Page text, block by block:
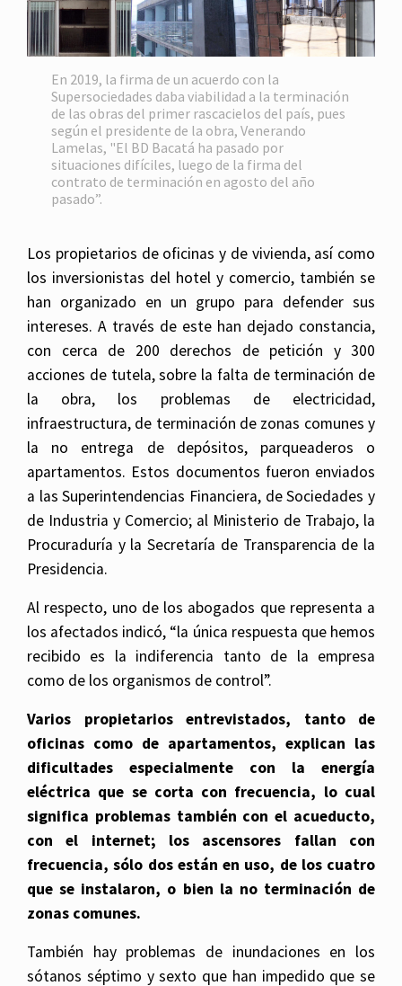
En 2019, la firma de un acuerdo con la
Supersociedades daba viabilidad a la terminación
de las obras del primer rascacielos del país, pues
según el presidente de la obra, Venerando
Lamelas, "El BD Bacatá ha pasado por
situaciones difíciles, luego de la firma del
contrato de terminación en agosto del año
pasado”.
Los propietarios de oficinas y de vivienda, así como
los inversionistas del hotel y comercio, también se
han organizado en un grupo para defender sus
intereses. A través de este han dejado constancia,
con cerca de 200 derechos de petición y 300
acciones de tutela, sobre la falta de terminación de
la obra, los problemas de electricidad,
infraestructura, de terminación de zonas comunes y
la no entrega de depósitos, parqueaderos o
apartamentos. Estos documentos fueron enviados
a las Superintendencias Financiera, de Sociedades y
de Industria y Comercio; al Ministerio de Trabajo, la
Procuraduría y la Secretaría de Transparencia de la
Presidencia.
Al respecto, uno de los abogados que representa a
los afectados indicó, “la única respuesta que hemos
recibido es la indiferencia tanto de la empresa
como de los organismos de control”.
Varios propietarios entrevistados, tanto de
oficinas como de apartamentos, explican las
dificultades especialmente con la energía
eléctrica que se corta con frecuencia, lo cual
significa problemas también con el acueducto,
con el internet; los ascensores fallan con
frecuencia, sólo dos están en uso, de los cuatro
que se instalaron, o bien la no terminación de
zonas comunes.
También hay problemas de inundaciones en los
sótanos séptimo y sexto que han impedido que se